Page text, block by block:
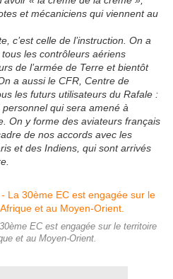
et mécaniciens qui viennent au
c’est celle de l’instruction. On a
les contrôleurs aériens
de l’armée de Terre et bientôt
a aussi le CFR, Centre de
les futurs utilisateurs du Rafale :
qui sera amené à
On y forme des aviateurs français
de nos accords avec les
et des Indiens, qui sont arrivés
EC est engagée sur le territoire
et au Moyen-Orient.